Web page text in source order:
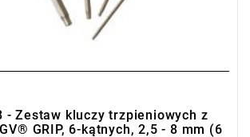
- Zestaw kluczy trzpieniowych z
GRIP, 6-kątnych, 2,5 - 8 mm (6